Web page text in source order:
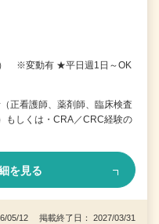
※変動有 ★平日週1日～OK
正看護師、薬剤師、臨床検査
もしくは・CRA／CRC経験の
を見る
05/12 掲載終了日： 2027/03/31